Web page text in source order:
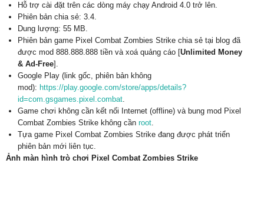
Hỗ trợ cài đặt trên các dòng máy chạy Android 4.0 trở lên.
Phiên bản chia sẻ: 3.4.
Dung lượng: 55 MB.
Phiên bản game Pixel Combat Zombies Strike chia sẻ tại blog đã
được mod 888.888.888 tiền và xoá quảng cáo [Unlimited Money
& Ad-Free].
Google Play (link gốc, phiên bản không
mod): https://play.google.com/store/apps/details?
id=com.gsgames.pixel.combat.
Game chơi không cần kết nối Internet (offline) và bung mod Pixel
Combat Zombies Strike không cần root.
Tựa game Pixel Combat Zombies Strike đang được phát triển
phiên bản mới liên tục.
Ảnh màn hình trò chơi Pixel Combat Zombies Strike